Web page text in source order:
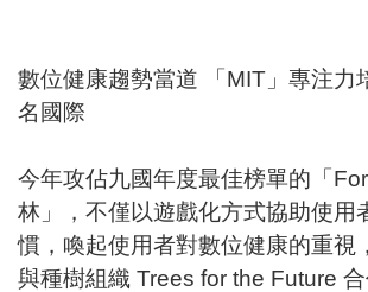
數位健康趨勢當道 「MIT」專注力
名國際
今年攻佔九國年度最佳榜單的「
林」，不僅以遊戲化方式協助使用
慣，喚起使用者對數位健康的重視
與種樹組織 Trees for the Future